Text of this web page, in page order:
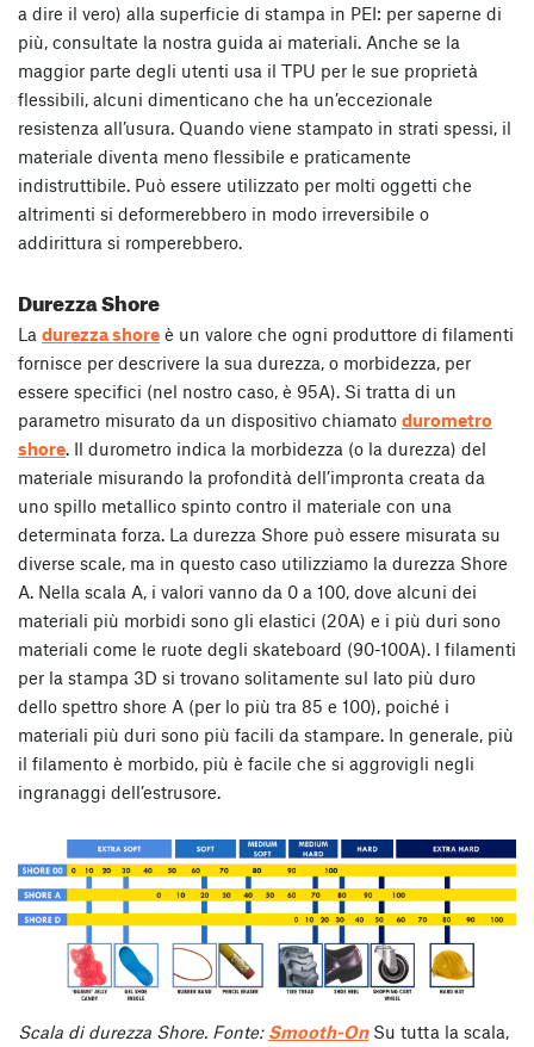
a dire il vero) alla superficie di stampa in PEI: per saperne di
più, consultate la nostra guida ai materiali. Anche se la
maggior parte degli utenti usa il TPU per le sue proprietà
flessibili, alcuni dimenticano che ha un’eccezionale
resistenza all’usura. Quando viene stampato in strati spessi, il
materiale diventa meno flessibile e praticamente
indistruttibile. Può essere utilizzato per molti oggetti che
altrimenti si deformerebbero in modo irreversibile o
addirittura si romperebbero.
Durezza Shore
La durezza shore è un valore che ogni produttore di filamenti
fornisce per descrivere la sua durezza, o morbidezza, per
essere specifici (nel nostro caso, è 95A). Si tratta di un
parametro misurato da un dispositivo chiamato durometro
shore . Il durometro indica la morbidezza (o la durezza) del
materiale misurando la profondità dell’impronta creata da
uno spillo metallico spinto contro il materiale con una
determinata forza. La durezza Shore può essere misurata su
diverse scale, ma in questo caso utilizziamo la durezza Shore
A. Nella scala A, i valori vanno da 0 a 100, dove alcuni dei
materiali più morbidi sono gli elastici (20A) e i più duri sono
materiali come le ruote degli skateboard (90-100A). I filamenti
per la stampa 3D si trovano solitamente sul lato più duro
dello spettro shore A (per lo più tra 85 e 100), poiché i
materiali più duri sono più facili da stampare. In generale, più
il filamento è morbido, più è facile che si aggrovigli negli
ingranaggi dell’estrusore.
Scala di durezza Shore. Fonte: Smooth-OnSu tutta la scala,